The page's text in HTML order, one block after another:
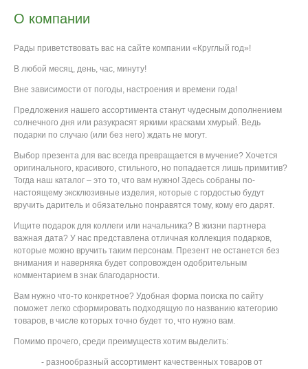
О компании
Рады приветствовать вас на сайте компании «Круглый год»!
В любой месяц, день, час, минуту!
Вне зависимости от погоды, настроения и времени года!
Предложения нашего ассортимента станут чудесным дополнением
солнечного дня или разукрасят яркими красками хмурый. Ведь
подарки по случаю (или без него) ждать не могут.
Выбор презента для вас всегда превращается в мучение? Хочется
оригинального, красивого, стильного, но попадается лишь примитив?
Тогда наш каталог – это то, что вам нужно! Здесь собраны по-
настоящему эксклюзивные изделия, которые с гордостью будут
вручить даритель и обязательно понравятся тому, кому его дарят.
Ищите подарок для коллеги или начальника? В жизни партнера
важная дата? У нас представлена отличная коллекция подарков,
которые можно вручить таким персонам. Презент не останется без
внимания и наверняка будет сопровожден одобрительным
комментарием в знак благодарности.
Вам нужно что-то конкретное? Удобная форма поиска по сайту
поможет легко сформировать подходящую по названию категорию
товаров, в числе которых точно будет то, что нужно вам.
Помимо прочего, среди преимуществ хотим выделить:
- разнообразный ассортимент качественных товаров от